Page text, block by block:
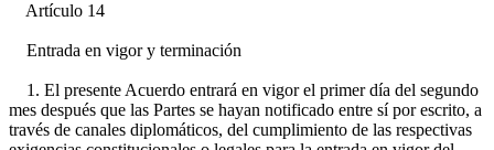
Artículo 14
Entrada en vigor y terminación
1. El presente Acuerdo entrará en vigor el primer día del segundo
mes después que las Partes se hayan notificado entre sí por escrito, a
través de canales diplomáticos, del cumplimiento de las respectivas